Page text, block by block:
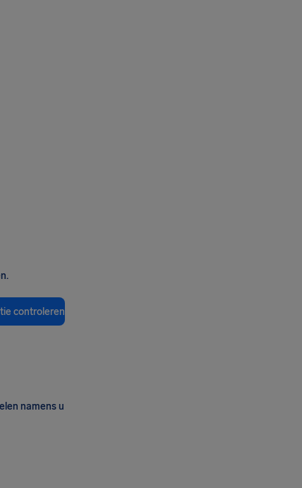
controleren
namens u